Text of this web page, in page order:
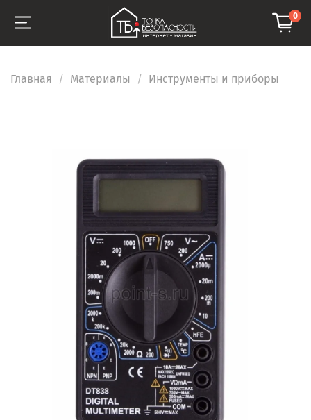
0
Главная Материалы Инструменты и приборы